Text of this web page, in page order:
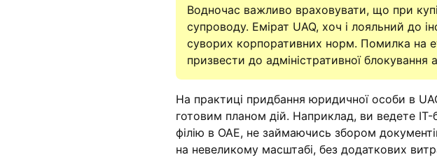
Водночас важливо враховувати, що при
супроводу. Емірат UAQ, хоч і лояльний до
суворих корпоративних норм. Помилка на
призвести до адміністративної блокування
На практиці придбання юридичної особи в
готовим планом дій. Наприклад, ви ведете IT-
філію в ОАЕ, не займаючись збором
на невеликому масштабі, без додаткових